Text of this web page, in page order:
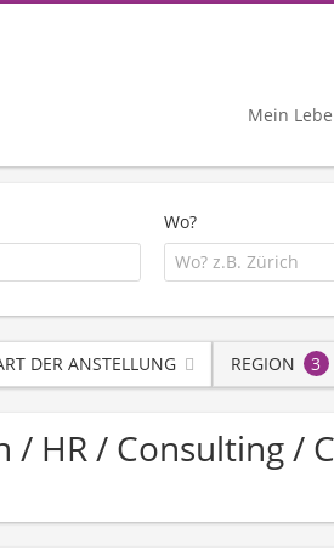
Mein
Wo?
DER ANSTELLUNG REGION 3
/ HR / Consulting /